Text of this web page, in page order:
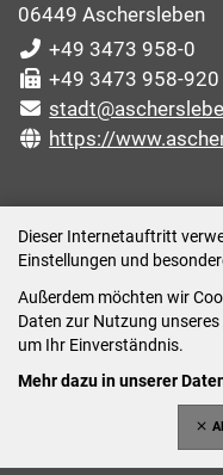
Dieser Internetauftritt
Einstellungen und
Außerdem möchten wir
Daten zur Nutzung
um Ihr Einverständnis.
Mehr dazu in unserer
06449 Aschersleben
+49 3473 958-0
+49 3473 958-920
https://
Montag: 09:00-
Dienstag: 09:00-
Mittwoch: 09:00 -
Donnerstag: 09:00-
Freitag: 09:00-